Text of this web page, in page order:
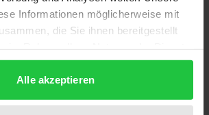
Informationen möglicherweise mit
die Sie ihnen bereitgestellt
Alle akzeptieren
Morales einen außerordentlich
auf: Mindestens eine
war bereits im 16. Jahrhundert
und
Bibliotheken und Archiven zu